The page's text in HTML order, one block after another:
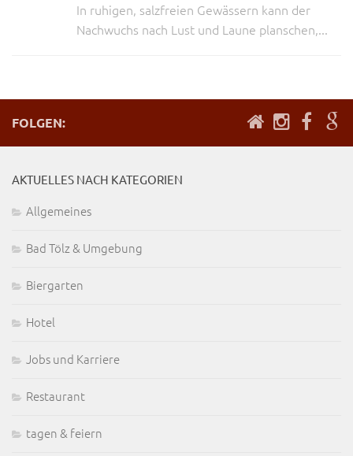
In ruhigen, salzfreien Gewässern kann der
Nachwuchs nach Lust und Laune planschen,...
FOLGEN:
AKTUELLES NACH KATEGORIEN
Allgemeines
Bad Tölz & Umgebung
Biergarten
Hotel
Jobs und Karriere
Restaurant
tagen & feiern